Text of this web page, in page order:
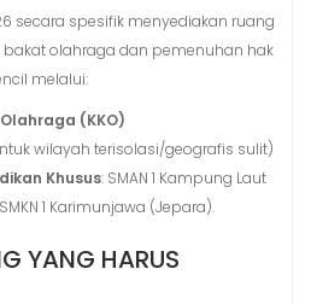
secara spesifik menyediakan ruang
olahraga dan pemenuhan hak
melalui:
(KKO)
wilayah terisolasi/geografis sulit)
Khusus: SMAN 1 Kampung Laut
1 Karimunjawa (Jepara).
YANG HARUS